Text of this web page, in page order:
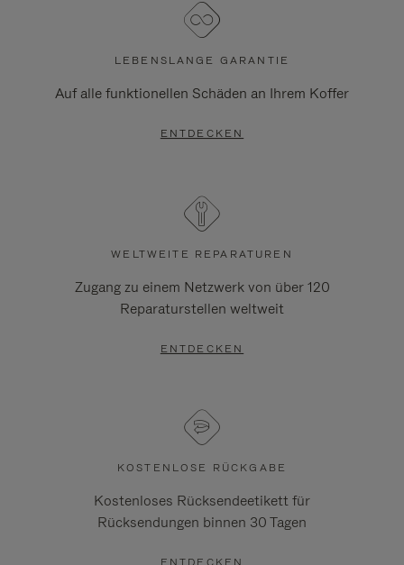
LEBENSLANGE GARANTIE
Auf alle funktionellen Schäden an Ihrem Koffer
ENTDECKEN
WELTWEITE REPARATUREN
Zugang zu einem Netzwerk von über 120
Reparaturstellen weltweit
ENTDECKEN
KOSTENLOSE RÜCKGABE
Kostenloses Rücksendeetikett für
Rücksendungen binnen 30 Tagen